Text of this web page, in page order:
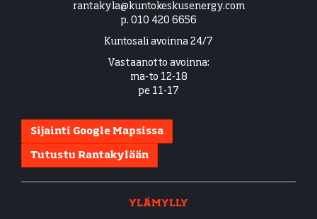
​​​​​​​rantakyla@kuntokeskusenergy.com
p. 010 420 6656
Kuntosali avoinna 24/7
Vastaanotto avoinna:
ma-to 12-18
pe 11-17
Sijainti Google Mapsissa
Tutustu Rantakylään
YLÄMYLLY